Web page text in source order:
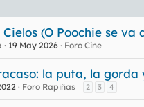
Cielos (O Poochie se va
19 May 2026 Foro Cine
la puta, la gorda
Foro Rapiñas 2 3 4